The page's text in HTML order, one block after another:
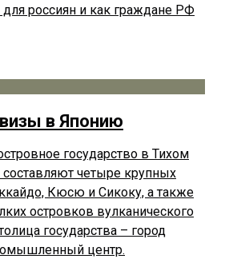
россиян и как граждане РФ
в Японию
государство в Тихом
составляют четыре крупных
Кюсю и Сикоку, а также
островков вулканического
государства – город
центр.